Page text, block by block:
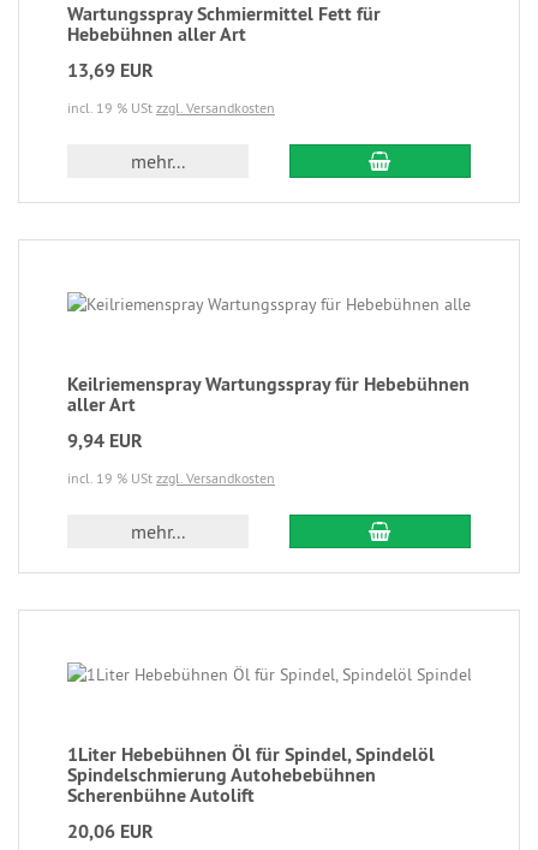
Wartungsspray Schmiermittel Fett für
Hebebühnen aller Art
13,69 EUR
incl. 19 % USt zzgl. Versandkosten
mehr...
Keilriemenspray Wartungsspray für Hebebühnen
aller Art
9,94 EUR
incl. 19 % USt zzgl. Versandkosten
mehr...
1Liter Hebebühnen Öl für Spindel, Spindelöl
Spindelschmierung Autohebebühnen
Scherenbühne Autolift
20,06 EUR